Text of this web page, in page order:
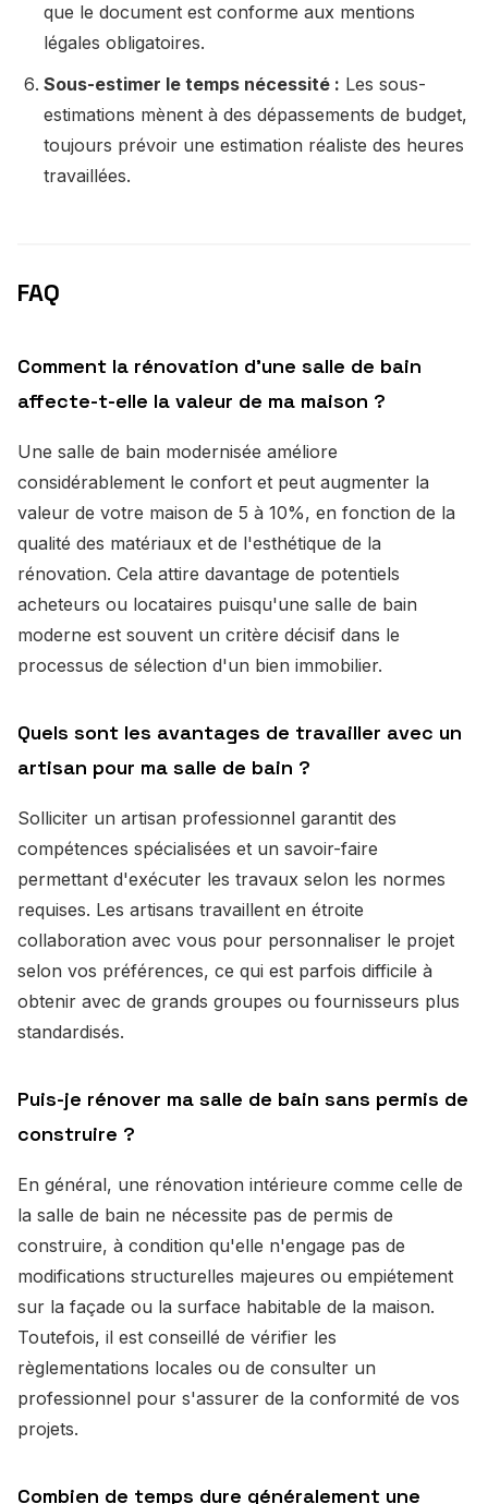
que le document est conforme aux mentions
légales obligatoires.
Sous-estimer le temps nécessité : Les sous-
estimations mènent à des dépassements de budget,
toujours prévoir une estimation réaliste des heures
travaillées.
FAQ
Comment la rénovation d'une salle de bain
affecte-t-elle la valeur de ma maison ?
Une salle de bain modernisée améliore
considérablement le confort et peut augmenter la
valeur de votre maison de 5 à 10%, en fonction de la
qualité des matériaux et de l'esthétique de la
rénovation. Cela attire davantage de potentiels
acheteurs ou locataires puisqu'une salle de bain
moderne est souvent un critère décisif dans le
processus de sélection d'un bien immobilier.
Quels sont les avantages de travailler avec un
artisan pour ma salle de bain ?
Solliciter un artisan professionnel garantit des
compétences spécialisées et un savoir-faire
permettant d'exécuter les travaux selon les normes
requises. Les artisans travaillent en étroite
collaboration avec vous pour personnaliser le projet
selon vos préférences, ce qui est parfois difficile à
obtenir avec de grands groupes ou fournisseurs plus
standardisés.
Puis-je rénover ma salle de bain sans permis de
construire ?
En général, une rénovation intérieure comme celle de
la salle de bain ne nécessite pas de permis de
construire, à condition qu'elle n'engage pas de
modifications structurelles majeures ou empiétement
sur la façade ou la surface habitable de la maison.
Toutefois, il est conseillé de vérifier les
règlementations locales ou de consulter un
professionnel pour s'assurer de la conformité de vos
projets.
Combien de temps dure généralement une